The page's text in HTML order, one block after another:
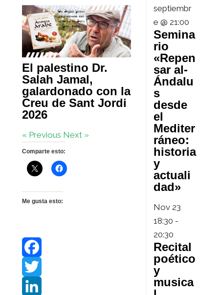
El palestino Dr.
Salah Jamal,
galardonado con la
Creu de Sant Jordi
2026
« Previous Next »
Comparte esto:
Me gusta esto:
F
aT
septiembr
e @ 21:00
Semina
rio
«Repen
sar al-
Ándalu
s
desde
el
Mediter
ráneo:
historia
y
actuali
dad»
Nov 23
18:30 -
20:30
Recital
poético
y
musica